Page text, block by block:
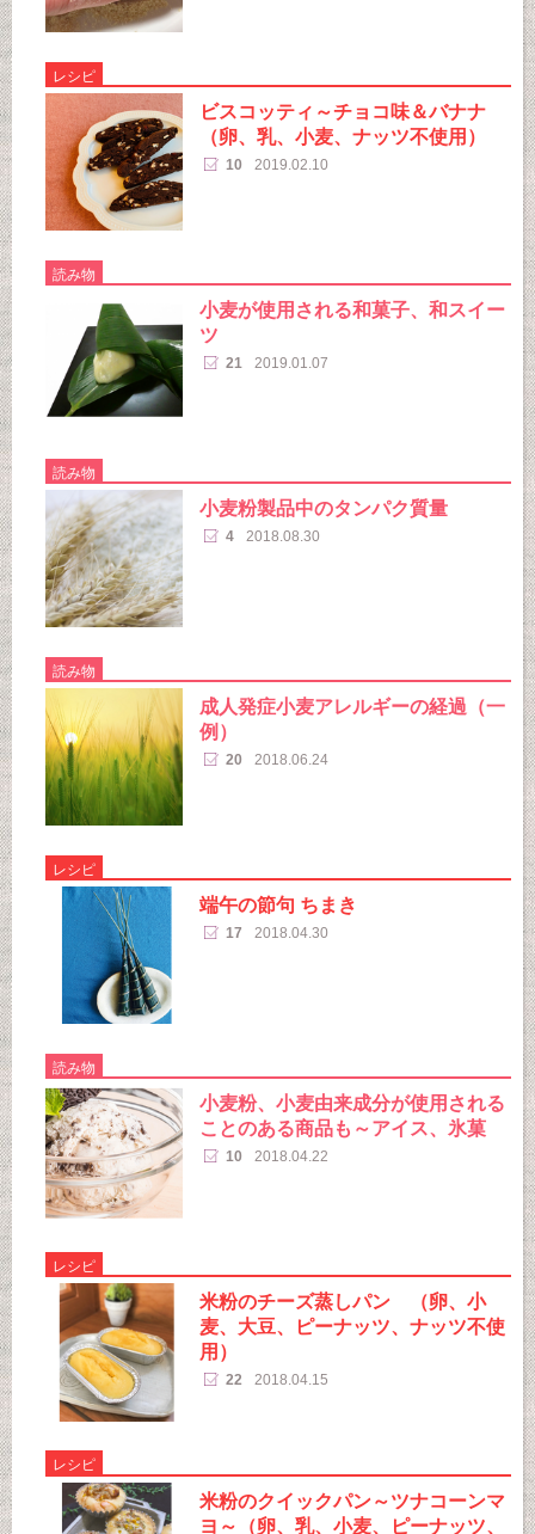
レシピ
ビスコッティ～チョコ味＆バナナ
（卵、乳、小麦、ナッツ不使用）
10 2019.02.10
読み物
小麦が使用される和菓子、和スイー
ツ
21 2019.01.07
読み物
小麦粉製品中のタンパク質量
4 2018.08.30
読み物
成人発症小麦アレルギーの経過（一
例）
20 2018.06.24
レシピ
端午の節句 ちまき
17 2018.04.30
読み物
小麦粉、小麦由来成分が使用される
ことのある商品も～アイス、氷菓
10 2018.04.22
レシピ
米粉のチーズ蒸しパン （卵、小
麦、大豆、ピーナッツ、ナッツ不使
用）
22 2018.04.15
レシピ
米粉のクイックパン～ツナコーンマ
ヨ～（卵、乳、小麦、ピーナッツ、